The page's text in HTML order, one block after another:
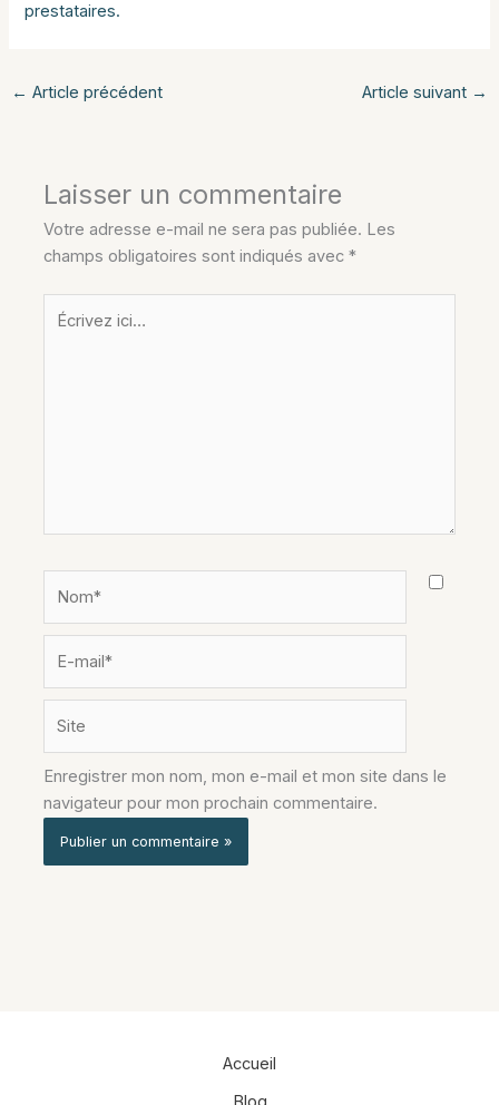
prestataires.
← Article précédent Article suivant →
Laisser un commentaire
Votre adresse e-mail ne sera pas publiée. Les
champs obligatoires sont indiqués avec*
Écrivez
ici…
mail*
Enregistrer mon nom, mon e-mail et mon site dans le
navigateur pour mon prochain commentaire.
Accueil